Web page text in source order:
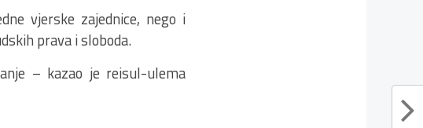
vjerske zajednice, nego i
prava i sloboda.
– kazao je reisul-ulema